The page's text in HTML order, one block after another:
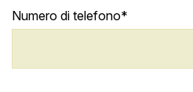
Numero di telefono*